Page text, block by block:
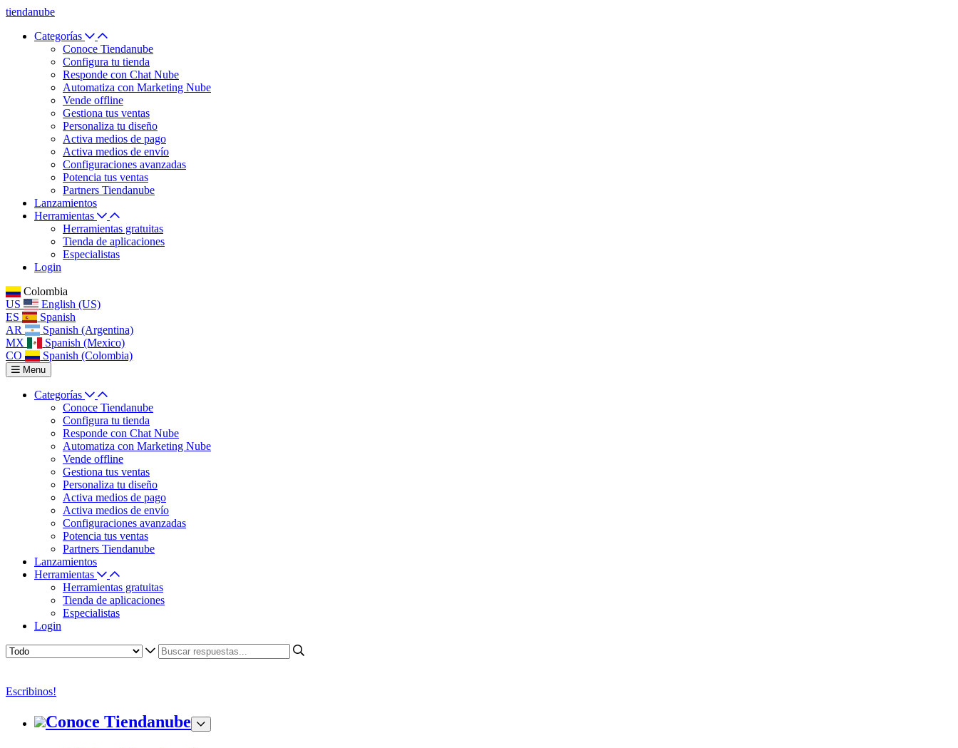
tiendanube
Categorías
Conoce Tiendanube
Configura tu tienda
Responde con Chat Nube
Automatiza con Marketing Nube
Vende offline
Gestiona tus ventas
Personaliza tu diseño
Activa medios de pago
Activa medios de envío
Configuraciones avanzadas
Potencia tus ventas
Partners Tiendanube
Lanzamientos
Herramientas
Herramientas gratuitas
Tienda de aplicaciones
Especialistas
Login
Colombia
US
English (US)
ES
Spanish
AR
Spanish (Argentina)
MX
Spanish (Mexico)
CO
Spanish (Colombia)
Menu
Categorías
Conoce Tiendanube
Configura tu tienda
Responde con Chat Nube
Automatiza con Marketing Nube
Vende offline
Gestiona tus ventas
Personaliza tu diseño
Activa medios de pago
Activa medios de envío
Configuraciones avanzadas
Potencia tus ventas
Partners Tiendanube
Lanzamientos
Herramientas
Herramientas gratuitas
Tienda de aplicaciones
Especialistas
Login
Escribinos!
Conoce Tiendanube